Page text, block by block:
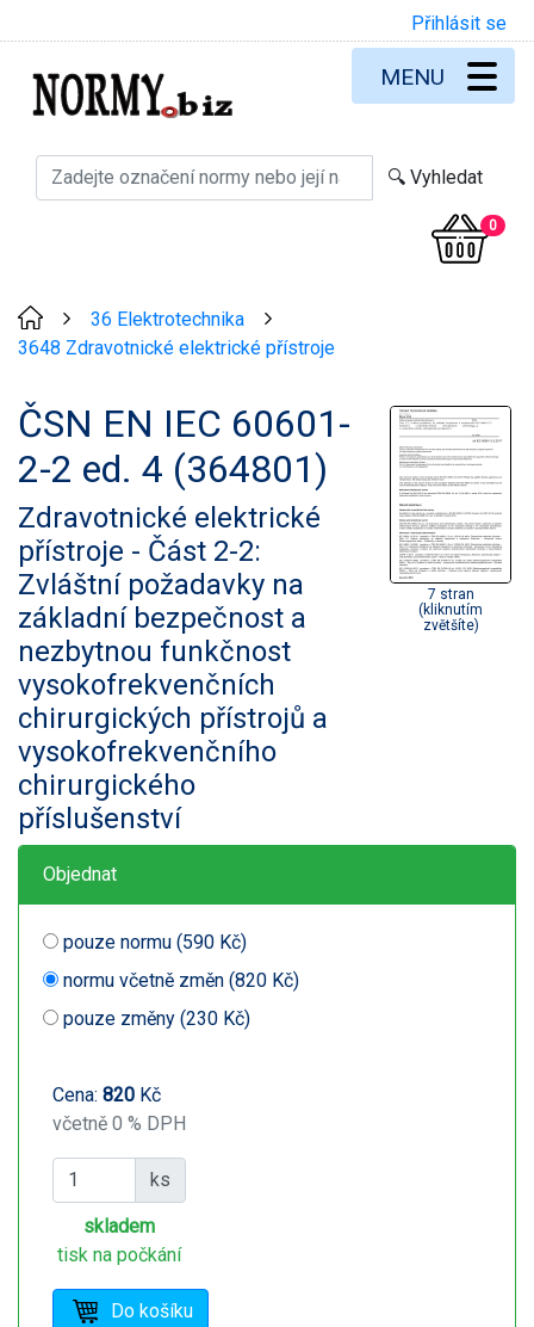
Přihlásit se
0
MENU
36 Elektrotechnika
3648 Zdravotnické elektrické přístroje
ČSN EN IEC 60601-
2-2 ed. 4 (364801)
Zdravotnické elektrické
přístroje - Část 2-2:
Zvláštní požadavky na
základní bezpečnost a
nezbytnou funkčnost
vysokofrekvenčních
chirurgických přístrojů a
vysokofrekvenčního
chirurgického
příslušenství
7 stran
(kliknutím
zvětšíte)
Objednat
pouze normu (590 Kč)
normu včetně změn (820 Kč)
pouze změny (230 Kč)
Cena: 820 Kč
včetně 0 % DPH
ks
skladem
tisk na počkání